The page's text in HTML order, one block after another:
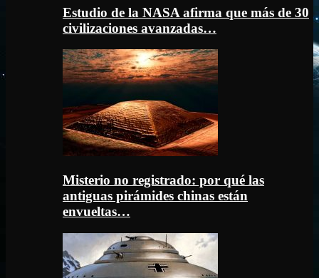
Estudio de la NASA afirma que más de 30
civilizaciones avanzadas…
Misterio no registrado: por qué las
antiguas pirámides chinas están
envueltas…